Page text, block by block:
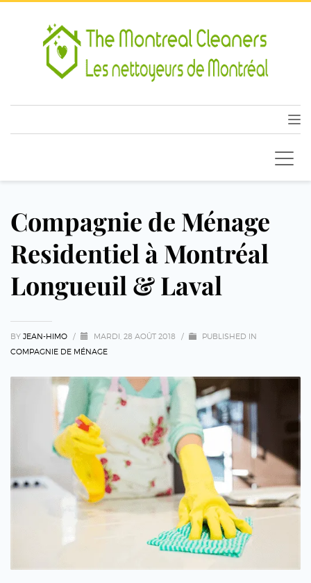
Compagnie de Ménage
Residentiel à Montréal
Longueuil & Laval
BY JEAN-HIMO / MARDI, 28 AOÛT 2018 /
PUBLISHED IN
COMPAGNIE DE MÉNAGE